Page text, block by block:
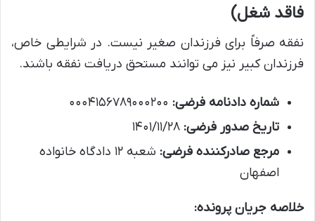
فاقد شغل)
نفقه صرفاً برای فرزندان صغیر نیست. در شرایطی خاص،
فرزندان کبیر نیز می توانند مستحق دریافت نفقه باشند.
شماره دادنامه فرضی:
تاریخ صدور فرضی:
مرجع صادرکننده فرضی:
شعبه ۱۲ دادگاه خانواده
اصفهان
خلاصه جریان پرونده: